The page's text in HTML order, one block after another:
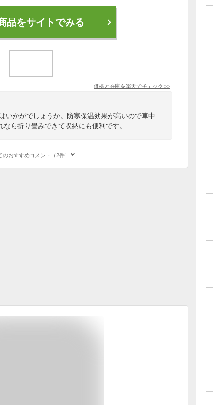
品をサイトでみる
価格と在庫を楽天でチェック >>
いかがでしょうか。防寒保温効果が高いので車中
ら折り畳みできて収納にも便利です。
のおすすめコメント（2件）